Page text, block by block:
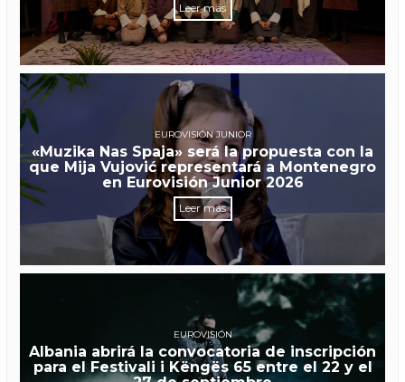
Leer más
EUROVISIÓN JUNIOR
«Muzika Nas Spaja» será la propuesta con la
que Mija Vujović representará a Montenegro
en Eurovisión Junior 2026
Leer más
EUROVISIÓN
Albania abrirá la convocatoria de inscripción
para el Festivali i Këngës 65 entre el 22 y el